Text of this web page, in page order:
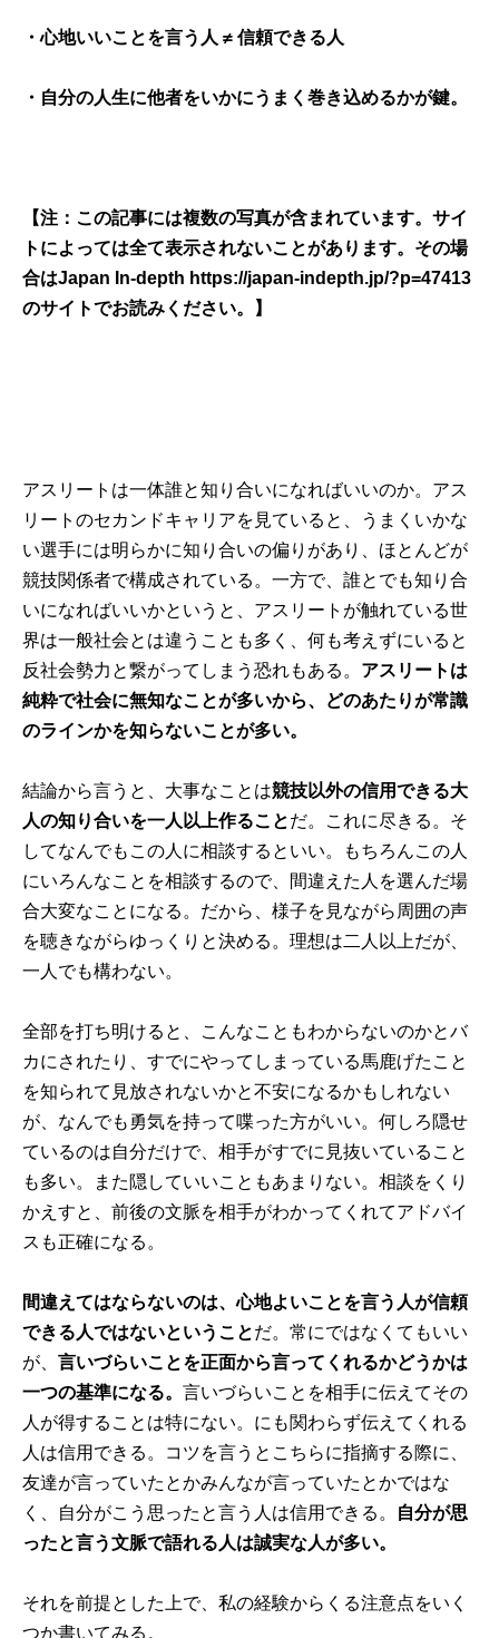
・心地いいことを言う人 ≠ 信頼できる人
・自分の人生に他者をいかにうまく巻き込めるかが鍵。
【注：この記事には複数の写真が含まれています。サイ
トによっては全て表示されないことがあります。その場
合はJapan In-depth https://japan-indepth.jp/?p=47413
のサイトでお読みください。】
アスリートは一体誰と知り合いになればいいのか。アス
リートのセカンドキャリアを見ていると、うまくいかな
い選手には明らかに知り合いの偏りがあり、ほとんどが
競技関係者で構成されている。一方で、誰とでも知り合
いになればいいかというと、アスリートが触れている世
界は一般社会とは違うことも多く、何も考えずにいると
反社会勢力と繋がってしまう恐れもある。 アスリートは
純粋で社会に無知なことが多いから、どのあたりが常識
のラインかを知らないことが多い。
結論から言うと、大事なことは競技以外の信用できる大
人の知り合いを一人以上作ることだ。これに尽きる。そ
してなんでもこの人に相談するといい。もちろんこの人
にいろんなことを相談するので、間違えた人を選んだ場
合大変なことになる。だから、様子を見ながら周囲の声
を聴きながらゆっくりと決める。理想は二人以上だが、
一人でも構わない。
全部を打ち明けると、こんなこともわからないのかとバ
カにされたり、すでにやってしまっている馬鹿げたこと
を知られて見放されないかと不安になるかもしれない
が、なんでも勇気を持って喋った方がいい。何しろ隠せ
ているのは自分だけで、相手がすでに見抜いていること
も多い。また隠していいこともあまりない。相談をくり
かえすと、前後の文脈を相手がわかってくれてアドバイ
スも正確になる。
間違えてはならないのは、心地よいことを言う人が信頼
できる人ではないということだ。常にではなくてもいい
が、言いづらいことを正面から言ってくれるかどうかは
一つの基準になる。言いづらいことを相手に伝えてその
人が得することは特にない。にも関わらず伝えてくれる
人は信用できる。コツを言うとこちらに指摘する際に、
友達が言っていたとかみんなが言っていたとかではな
く、自分がこう思ったと言う人は信用できる。
自分が思
ったと言う文脈で語れる人は誠実な人が多い。
それを前提とした上で、私の経験からくる注意点をいく
つか書いてみる。